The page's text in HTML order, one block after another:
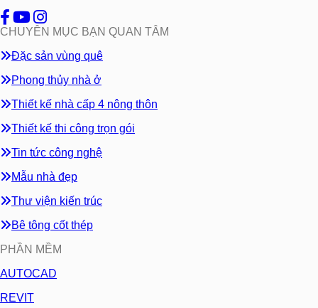
CHUYÊN MỤC BẠN QUAN TÂM
Đặc sản vùng quê
Phong thủy nhà ở
Thiết kế nhà cấp 4 nông thôn
Thiết kế thi công trọn gói
Tin tức công nghệ
Mẫu nhà đẹp
Thư viện kiến trúc
Bê tông cốt thép
PHẦN MỀM
AUTOCAD
REVIT